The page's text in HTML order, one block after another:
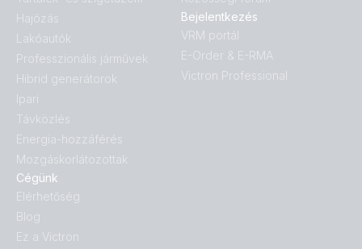
Hajózás
Lakóautók
Professzionális járművek
Hibrid generátorok
Ipari
Távközlés
Energia-hozzáférés
Mozgáskorlátozottak
Cégünk
Elérhetőség
Blog
Ez a Victron
Bejelentkezés
VRM portál
E-Order & E-RMA
Victron Professional